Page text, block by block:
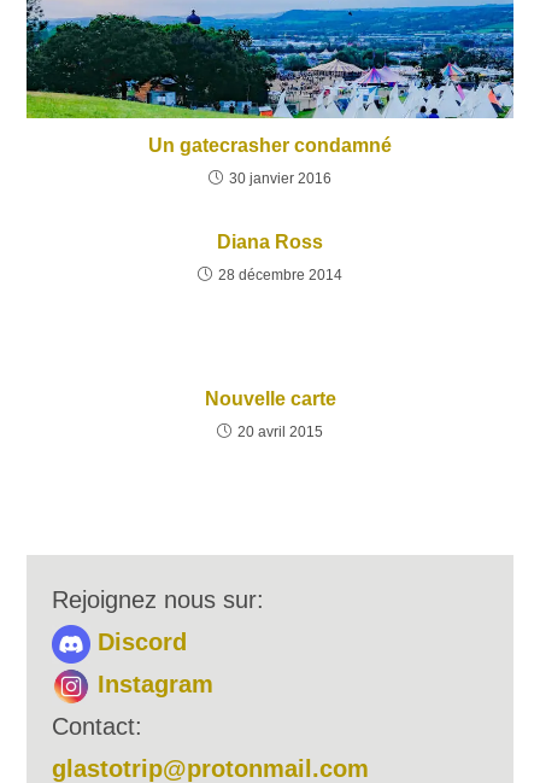
Un gatecrasher condamné
30 janvier 2016
Diana Ross
28 décembre 2014
Nouvelle carte
20 avril 2015
Rejoignez nous sur:
Discord
Instagram
Contact:
glastotrip@protonmail.com